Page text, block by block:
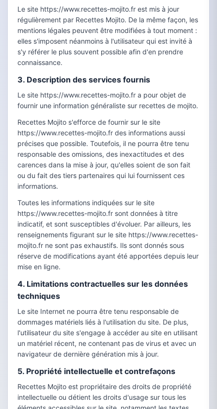
Le site https://www.recettes-mojito.fr est mis à jour
régulièrement par Recettes Mojito. De la même façon, les
mentions légales peuvent être modifiées à tout moment :
elles s'imposent néanmoins à l'utilisateur qui est invité à
s'y référer le plus souvent possible afin d'en prendre
connaissance.
3. Description des services fournis
Le site https://www.recettes-mojito.fr a pour objet de
fournir une information généraliste sur recettes de mojito.
Recettes Mojito s'efforce de fournir sur le site
https://www.recettes-mojito.fr des informations aussi
précises que possible. Toutefois, il ne pourra être tenu
responsable des omissions, des inexactitudes et des
carences dans la mise à jour, qu'elles soient de son fait
ou du fait des tiers partenaires qui lui fournissent ces
informations.
Toutes les informations indiquées sur le site
https://www.recettes-mojito.fr sont données à titre
indicatif, et sont susceptibles d'évoluer. Par ailleurs, les
renseignements figurant sur le site https://www.recettes-
mojito.fr ne sont pas exhaustifs. Ils sont donnés sous
réserve de modifications ayant été apportées depuis leur
mise en ligne.
4. Limitations contractuelles sur les données
techniques
Le site Internet ne pourra être tenu responsable de
dommages matériels liés à l'utilisation du site. De plus,
l'utilisateur du site s'engage à accéder au site en utilisant
un matériel récent, ne contenant pas de virus et avec un
navigateur de dernière génération mis à jour.
5. Propriété intellectuelle et contrefaçons
Recettes Mojito est propriétaire des droits de propriété
intellectuelle ou détient les droits d'usage sur tous les